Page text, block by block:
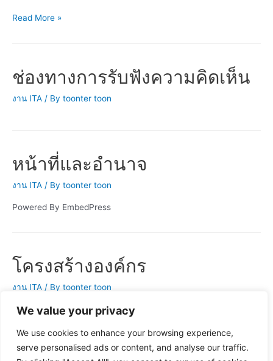
We value your privacy
We use cookies to enhance your browsing experience,
serve personalised ads or content, and analyse our traffic.
ข้อมูล
Read More »
ช่องทางการรับฟังความคิดเห็น
งาน ITA / By toonter toon
หน้าที่และอำนาจ
งาน ITA / By toonter toon
Powered By EmbedPress
โครงสร้างองค์กร
งาน ITA / By toonter toon
คู่มือการปฏิบัติงาน